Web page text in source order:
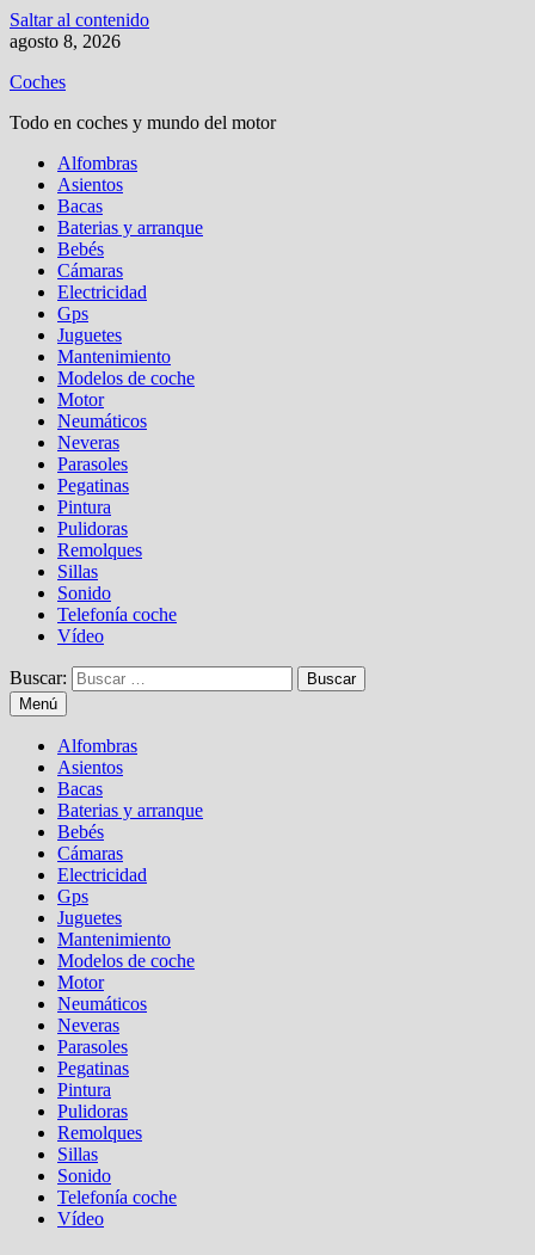
Saltar al contenido
agosto 8, 2026
Coches
Todo en coches y mundo del motor
Alfombras
Asientos
Bacas
Baterias y arranque
Bebés
Cámaras
Electricidad
Gps
Juguetes
Mantenimiento
Modelos de coche
Motor
Neumáticos
Neveras
Parasoles
Pegatinas
Pintura
Pulidoras
Remolques
Sillas
Sonido
Telefonía coche
Vídeo
Buscar:
Menú
Alfombras
Asientos
Bacas
Baterias y arranque
Bebés
Cámaras
Electricidad
Gps
Juguetes
Mantenimiento
Modelos de coche
Motor
Neumáticos
Neveras
Parasoles
Pegatinas
Pintura
Pulidoras
Remolques
Sillas
Sonido
Telefonía coche
Vídeo